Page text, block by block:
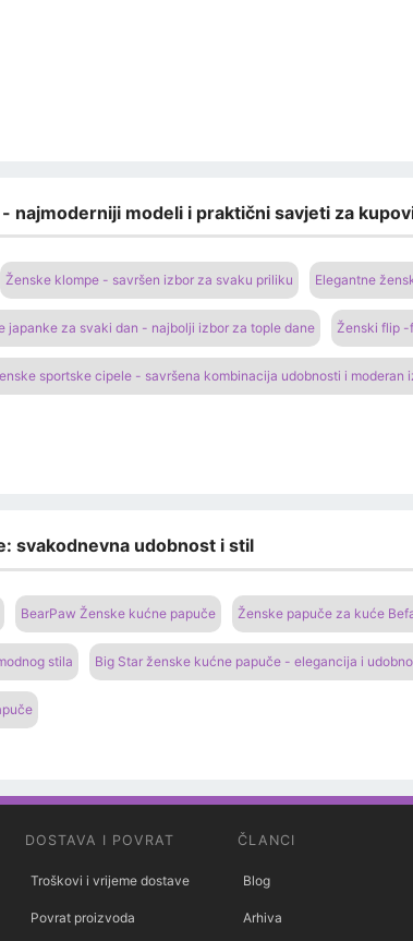
najmoderniji modeli i praktični savjeti za
Ženske klompe - savršen izbor za svaku priliku Elegantne
japanke za svaki dan - najbolji izbor za tople dane Ženski flip -
sportske cipele - savršena kombinacija udobnosti i moderan
svakodnevna udobnost i stil
BearPaw Ženske kućne papuče Ženske papuče za kuće
stila Big Star ženske kućne papuče - elegancija i
DOSTAVA I POVRAT
Troškovi i vrijeme dostave
Povrat proizvoda
ČLANCI
Blog
Arhiva